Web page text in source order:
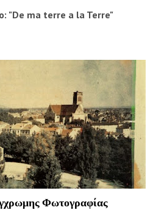
"De ma terre a la Terre"
Φωτογραφίας